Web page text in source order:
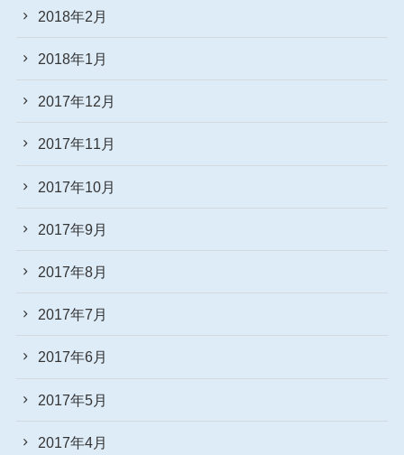
2018年2月
2018年1月
2017年12月
2017年11月
2017年10月
2017年9月
2017年8月
2017年7月
2017年6月
2017年5月
2017年4月